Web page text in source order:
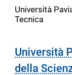
Università
Tecnica
Università
della